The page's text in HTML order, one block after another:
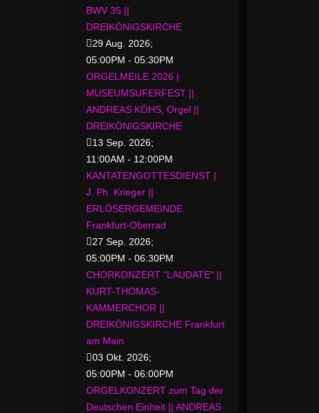
BWV 35 ||
DREIKÖNIGSKIRCHE
29 Aug. 2026;
05:00PM - 05:30PM
ORGELMEILE 2026 |
MUSEUMSUFERFEST ||
ANDREAS KÖHS, Orgel ||
DREIKÖNIGSKIRCHE
13 Sep. 2026;
11:00AM - 12:00PM
KANTATENGOTTESDIENST |
J. Ph. Krieger ||
ERLÖSERGEMEINDE
Frankfurt-Oberrad
27 Sep. 2026;
05:00PM - 06:30PM
CHORKONZERT "LAUDATE" ||
KURT-THOMAS-
KAMMERCHOR ||
DREIKÖNIGSKIRCHE Frankfurt
am Main
03 Okt. 2026;
05:00PM - 06:00PM
ORGELKONZERT zum Tag der
Deutschen Einheit || ANDREAS